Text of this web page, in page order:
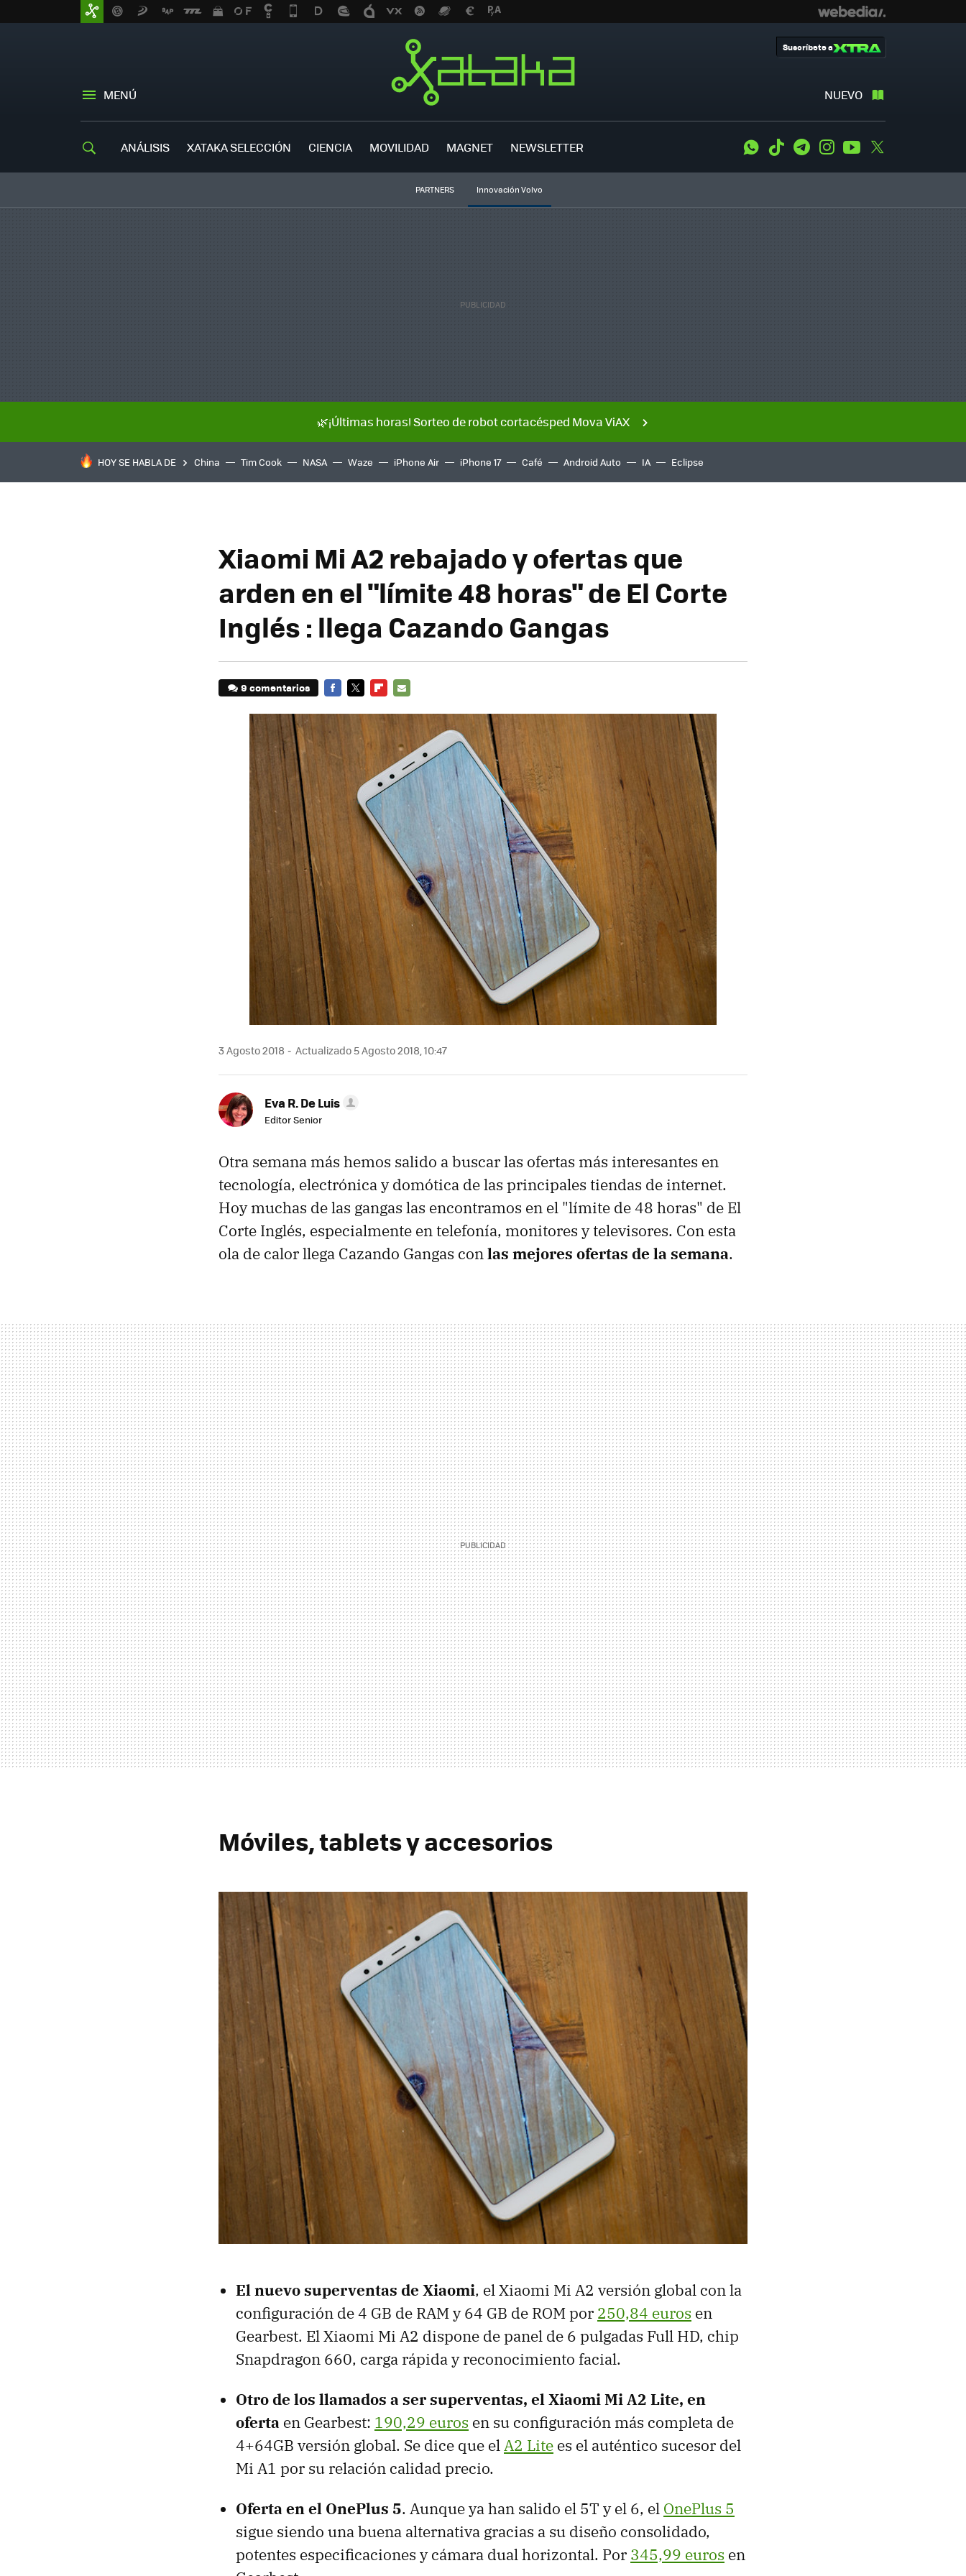
MENÚ NUEVO
Suscríbete a
ANÁLISIS XATAKA SELECCIÓN CIENCIA MOVILIDAD MAGNET NEWSLETTER WhatsApp
Tiktok TelegramInstagramYoutube
PARTNERS Innovación Volvo
🌿¡Últimas horas! Sorteo de robot cortacésped Mova ViAX
HOY SE HABLA DE China Tim Cook NASA Waze iPhone Air iPhone 17 Café Android Auto IA Eclipse
Xiaomi Mi A2 rebajado y ofertas que
arden en el "límite 48 horas" de El Corte
Inglés : llega Cazando Gangas
9 comentarios
MAIL
3 Agosto 2018 Actualizado 5 Agosto 2018, 10:47
Eva R. De Luis
Editor Senior
Otra semana más hemos salido a buscar las ofertas más interesantes en
tecnología, electrónica y domótica de las principales tiendas de internet.
Hoy muchas de las gangas las encontramos en el "límite de 48 horas" de El
Corte Inglés, especialmente en telefonía, monitores y televisores. Con esta
ola de calor llega Cazando Gangas conlas mejores ofertas de la semana.
Móviles, tablets y accesorios
El nuevo superventas de Xiaomi, el Xiaomi Mi A2 versión global con la
configuración de 4 GB de RAM y 64 GB de ROM por 250,84 euros en
Gearbest. El Xiaomi Mi A2 dispone de panel de 6 pulgadas Full HD, chip
Snapdragon 660, carga rápida y reconocimiento facial.
Otro de los llamados a ser superventas, el Xiaomi Mi A2 Lite, en
oferta en Gearbest: 190,29 euros en su configuración más completa de
4+64GB versión global. Se dice que elA2 Lite es el auténtico sucesor del
Mi A1 por su relación calidad precio.
Oferta en el OnePlus 5. Aunque ya han salido el 5T y el 6, el OnePlus 5
sigue siendo una buena alternativa gracias a su diseño consolidado,
potentes especificaciones y cámara dual horizontal. Por 345,99 euros en